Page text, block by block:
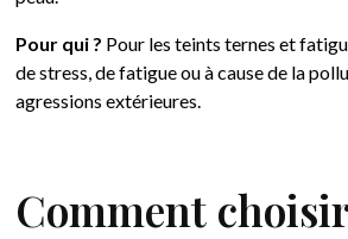
Pour qui ? Pour les teints ternes et
de stress, de fatigue ou à cause de la
agressions extérieures.
Comment